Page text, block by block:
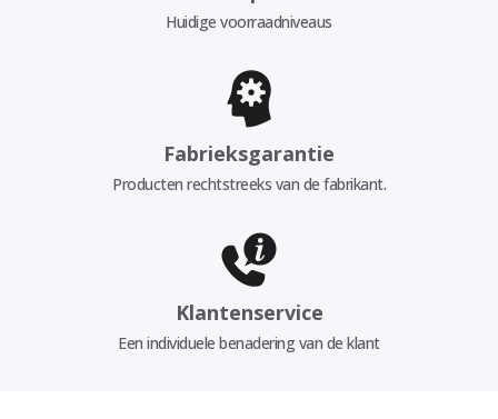
Huidige voorraadniveaus
Fabrieksgarantie
Producten rechtstreeks van de fabrikant.
Klantenservice
Een individuele benadering van de klant